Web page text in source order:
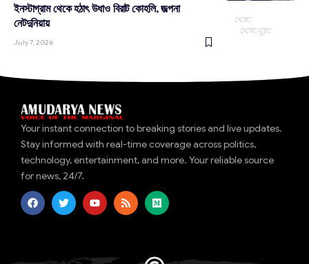
খেলা
খেলাধূলা
ইনস্টাগ্রাম থেকে হঠাৎ উধাও বিরাট কোহলি, জল্পনা
নেটদুনিয়ায়
July 7, 2026
Your instant connection to breaking stories and live updates.
Stay informed with real-time coverage across politics,
technology, entertainment, and more. Your reliable source
for news, 24/7.